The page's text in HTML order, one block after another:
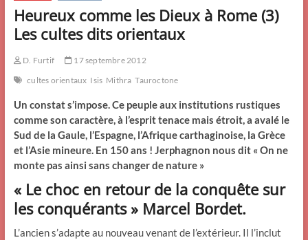
Heureux comme les Dieux à Rome (3)
Les cultes dits orientaux
D. Furtif
17 septembre 2012
cultes orientaux Isis Mithra Tauroctone
Un constat s’impose. Ce peuple aux institutions rustiques
comme son caractère, à l’esprit tenace mais étroit, a avalé le
Sud de la Gaule, l’Espagne, l’Afrique carthaginoise, la Grèce
et l’Asie mineure. En 150 ans ! Jerphagnon nous dit « On ne
monte pas ainsi sans changer de nature »
« Le choc en retour de la conquête sur
les conquérants » Marcel Bordet.
L’ancien s’adapte au nouveau venant de l’extérieur. Il l’inclut